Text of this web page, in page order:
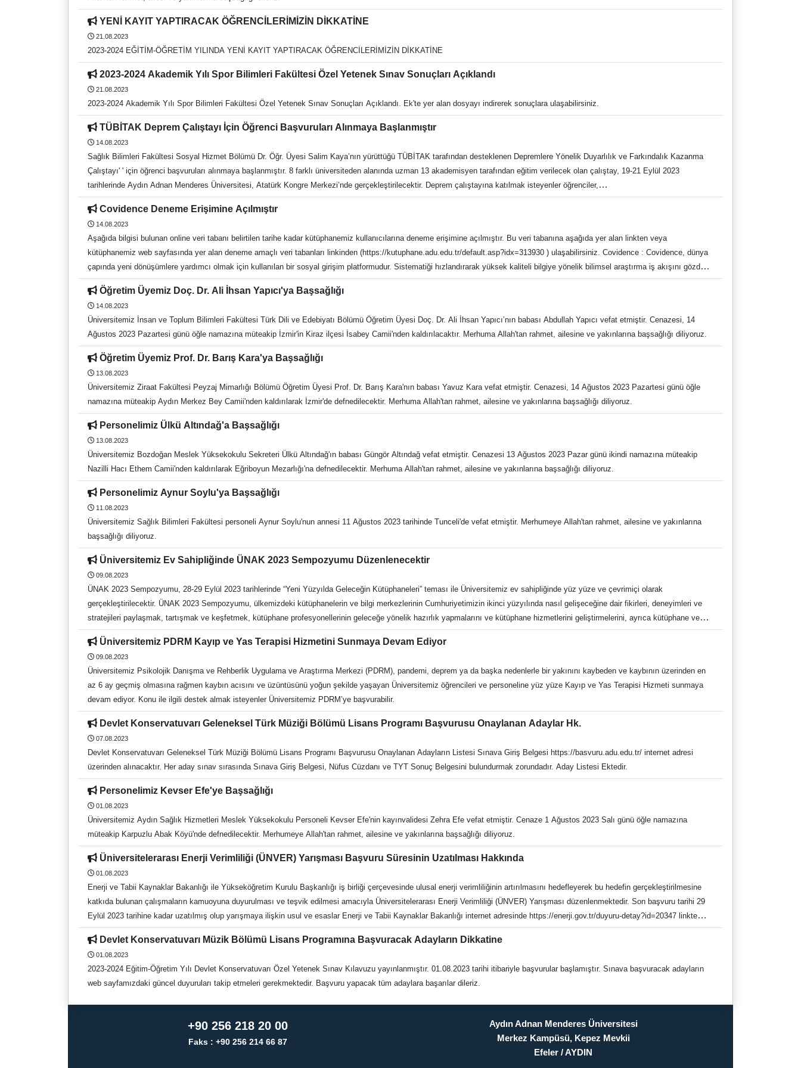
YENİ KAYIT YAPTIRACAK ÖĞRENCİLERİMİZİN DİKKATİNE
21.08.2023
2023-2024 EĞİTİM-ÖĞRETİM YILINDA YENİ KAYIT YAPTIRACAK ÖĞRENCİLERİMİZİN DİKKATİNE
2023-2024 Akademik Yılı Spor Bilimleri Fakültesi Özel Yetenek Sınav Sonuçları Açıklandı
21.08.2023
2023-2024 Akademik Yılı Spor Bilimleri Fakültesi Özel Yetenek Sınav Sonuçları Açıklandı. Ek'te yer alan dosyayı indirerek sonuçlara ulaşabilirsiniz.
TÜBİTAK Deprem Çalıştayı İçin Öğrenci Başvuruları Alınmaya Başlanmıştır
14.08.2023
Sağlık Bilimleri Fakültesi Sosyal Hizmet Bölümü Dr. Öğr. Üyesi Salim Kaya’nın yürüttüğü TÜBİTAK tarafından desteklenen Depremlere Yönelik Duyarlılık ve Farkındalık Kazanma
Çalıştayı' ' için öğrenci başvuruları alınmaya başlanmıştır. 8 farklı üniversiteden alanında uzman 13 akademisyen tarafından eğitim verilecek olan çalıştay, 19-21 Eylül 2023
tarihlerinde Aydın Adnan Menderes Üniversitesi, Atatürk Kongre Merkezi’nde gerçekleştirilecektir. Deprem çalıştayına katılmak isteyenler öğrenciler,
https://forms.gle/BjpWYFP8vdfAysBy8 adresinde yer alan Google-formu eksiksiz olarak doldurmaları gerekmektedir. Herhangi bir üniversitede okuyan ön-lisans, lisans, yüksek
lisans ve doktora öğrencileri deprem çalıştayına başvurabileceklerdir. Katılım ücretsizdir. Katılımcıların konaklama, iaşe ve kırtasiye giderleri proje bütçesi tarafından sağlanacaktır.
Covidence Deneme Erişimine Açılmıştır
14.08.2023
Aşağıda bilgisi bulunan online veri tabanı belirtilen tarihe kadar kütüphanemiz kullanıcılarına deneme erişimine açılmıştır. Bu veri tabanına aşağıda yer alan linkten veya
kütüphanemiz web sayfasında yer alan deneme amaçlı veri tabanları linkinden (https://kutuphane.adu.edu.tr/default.asp?idx=313930 ) ulaşabilirsiniz. Covidence : Covidence, dünya
çapında yeni dönüşümlere yardımcı olmak için kullanılan bir sosyal girişim platformudur. Sistematiği hızlandırarak yüksek kaliteli bilgiye yönelik bilimsel araştırma iş akışını gözden
geçirin. Covidence, tekrarlanan inceleme görevlerinde zamandan tasarruf sağlayarak daha hızlı incelemeye olanak tanır. Covidence ile şunları yapabileceksiniz: * Referansları içe
aktarma * Ekran başlıkları ve özetler * Toplu PDF içe aktarma * Tam metin ekranı * Veri ayıklamak için özel formlar oluşturma * Yanlılık tablolarının riskini doldurma * Herhangi bir
aşamada Covidence'den ihracat * Başkalarıyla iş birliği yapma Kayıt linki : self-sign-up link introduction video @adu.edu.tr uzantılı mail adreslerinizle giriş yapmanız gerekmektedir.
Erişim adresi : https://www.covidence.org/ Erişim Sona Erme Tarihi : 30 Eylül 2023
Öğretim Üyemiz Doç. Dr. Ali İhsan Yapıcı'ya Başsağlığı
14.08.2023
Üniversitemiz İnsan ve Toplum Bilimleri Fakültesi Türk Dili ve Edebiyatı Bölümü Öğretim Üyesi Doç. Dr. Ali İhsan Yapıcı’nın babası Abdullah Yapıcı vefat etmiştir. Cenazesi, 14
Ağustos 2023 Pazartesi günü öğle namazına müteakip İzmir'in Kiraz ilçesi İsabey Camii'nden kaldırılacaktır. Merhuma Allah'tan rahmet, ailesine ve yakınlarına başsağlığı diliyoruz.
Öğretim Üyemiz Prof. Dr. Barış Kara'ya Başsağlığı
13.08.2023
Üniversitemiz Ziraat Fakültesi Peyzaj Mimarlığı Bölümü Öğretim Üyesi Prof. Dr. Barış Kara'nın babası Yavuz Kara vefat etmiştir. Cenazesi, 14 Ağustos 2023 Pazartesi günü öğle
namazına müteakip Aydın Merkez Bey Camii'nden kaldırılarak İzmir'de defnedilecektir. Merhuma Allah'tan rahmet, ailesine ve yakınlarına başsağlığı diliyoruz.
Personelimiz Ülkü Altındağ'a Başsağlığı
13.08.2023
Üniversitemiz Bozdoğan Meslek Yüksekokulu Sekreteri Ülkü Altındağ'ın babası Güngör Altındağ vefat etmiştir. Cenazesi 13 Ağustos 2023 Pazar günü ikindi namazına müteakip
Nazilli Hacı Ethem Camii'nden kaldırılarak Eğriboyun Mezarlığı'na defnedilecektir. Merhuma Allah'tan rahmet, ailesine ve yakınlarına başsağlığı diliyoruz.
Personelimiz Aynur Soylu'ya Başsağlığı
11.08.2023
Üniversitemiz Sağlık Bilimleri Fakültesi personeli Aynur Soylu'nun annesi 11 Ağustos 2023 tarihinde Tunceli'de vefat etmiştir. Merhumeye Allah'tan rahmet, ailesine ve yakınlarına
başsağlığı diliyoruz.
Üniversitemiz Ev Sahipliğinde ÜNAK 2023 Sempozyumu Düzenlenecektir
09.08.2023
ÜNAK 2023 Sempozyumu, 28-29 Eylül 2023 tarihlerinde “Yeni Yüzyılda Geleceğin Kütüphaneleri” teması ile Üniversitemiz ev sahipliğinde yüz yüze ve çevrimiçi olarak
gerçekleştirilecektir. ÜNAK 2023 Sempozyumu, ülkemizdeki kütüphanelerin ve bilgi merkezlerinin Cumhuriyetimizin ikinci yüzyılında nasıl gelişeceğine dair fikirleri, deneyimleri ve
stratejileri paylaşmak, tartışmak ve keşfetmek, kütüphane profesyonellerinin geleceğe yönelik hazırlık yapmalarını ve kütüphane hizmetlerini geliştirmelerini, ayrıca kütüphane ve
bilgi merkezlerinin ülkemizdeki rolünü, eşitlik, erişim ve sürdürülebilirlik, teknoloji ve yeniliklerin kütüphanelerde nasıl kullanıldığını, veri yönetimi ve bilgi erişimindeki güncel
gelişmeler vb. gibi konuları ele almayı amaçlanmaktadır. Ülkemizde faaliyet gösteren büyük firmalarında stant açacağı etkinlik Atatürk Kongre Merkezi’nde gerçekleştirilecektir. İlgi
duyan araştırmacılarımızı ÜNAK 2023 Sempozyumu’na bekliyoruz. Kütüphane ve Dokümantasyon Daire Başkanlığı Sempozyum ile ilgili detaylı bilgiye https://unak2023.unak.org.tr/
adresinden ulaşabilirsiniz.
Üniversitemiz PDRM Kayıp ve Yas Terapisi Hizmetini Sunmaya Devam Ediyor
09.08.2023
Üniversitemiz Psikolojik Danışma ve Rehberlik Uygulama ve Araştırma Merkezi (PDRM), pandemi, deprem ya da başka nedenlerle bir yakınını kaybeden ve kaybının üzerinden en
az 6 ay geçmiş olmasına rağmen kaybın acısını ve üzüntüsünü yoğun şekilde yaşayan Üniversitemiz öğrencileri ve personeline yüz yüze Kayıp ve Yas Terapisi Hizmeti sunmaya
devam ediyor. Konu ile ilgili destek almak isteyenler Üniversitemiz PDRM’ye başvurabilir.
Devlet Konservatuvarı Geleneksel Türk Müziği Bölümü Lisans Programı Başvurusu Onaylanan Adaylar Hk.
07.08.2023
Devlet Konservatuvarı Geleneksel Türk Müziği Bölümü Lisans Programı Başvurusu Onaylanan Adayların Listesi Sınava Giriş Belgesi https://basvuru.adu.edu.tr/ internet adresi
üzerinden alınacaktır. Her aday sınav sırasında Sınava Giriş Belgesi, Nüfus Cüzdanı ve TYT Sonuç Belgesini bulundurmak zorundadır. Aday Listesi Ektedir.
Personelimiz Kevser Efe'ye Başsağlığı
01.08.2023
Üniversitemiz Aydın Sağlık Hizmetleri Meslek Yüksekokulu Personeli Kevser Efe'nin kayınvalidesi Zehra Efe vefat etmiştir. Cenaze 1 Ağustos 2023 Salı günü öğle namazına
müteakip Karpuzlu Abak Köyü'nde defnedilecektir. Merhumeye Allah'tan rahmet, ailesine ve yakınlarına başsağlığı diliyoruz.
Üniversitelerarası Enerji Verimliliği (ÜNVER) Yarışması Başvuru Süresinin Uzatılması Hakkında
01.08.2023
Enerji ve Tabii Kaynaklar Bakanlığı ile Yükseköğretim Kurulu Başkanlığı iş birliği çerçevesinde ulusal enerji verimliliğinin artırılmasını hedefleyerek bu hedefin gerçekleştirilmesine
katkıda bulunan çalışmaların kamuoyuna duyurulması ve teşvik edilmesi amacıyla Üniversitelerarası Enerji Verimliliği (ÜNVER) Yarışması düzenlenmektedir. Son başvuru tarihi 29
Eylül 2023 tarihine kadar uzatılmış olup yarışmaya ilişkin usul ve esaslar Enerji ve Tabii Kaynaklar Bakanlığı internet adresinde https://enerji.gov.tr/duyuru-detay?id=20347 linkte
yayınlanmıştır.
Devlet Konservatuvarı Müzik Bölümü Lisans Programına Başvuracak Adayların Dikkatine
01.08.2023
2023-2024 Eğitim-Öğretim Yılı Devlet Konservatuvarı Özel Yetenek Sınav Kılavuzu yayınlanmıştır. 01.08.2023 tarihi itibariyle başvurular başlamıştır. Sınava başvuracak adayların
web sayfamızdaki güncel duyuruları takip etmeleri gerekmektedir. Başvuru yapacak tüm adaylara başarılar dileriz.
+90 256 218 20 00
Faks : +90 256 214 66 87
Aydın Adnan Menderes Üniversitesi
Merkez Kampüsü, Kepez Mevkii
Efeler / AYDIN